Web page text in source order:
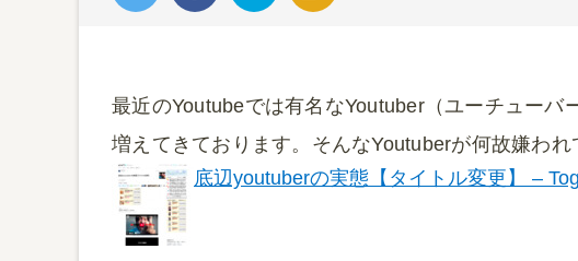
最近のYoutubeでは有名なYoutuber（ユーチュー
増えてきております。そんなYoutuberが何故嫌わ
底辺youtuberの実態【タイトル変更】 –